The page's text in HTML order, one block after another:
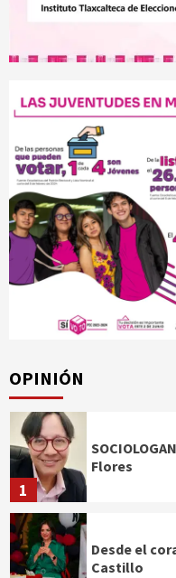
OPINIÓN
1
Flores
Desde el
Castillo